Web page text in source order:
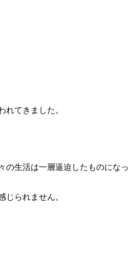
てきました。
の生活は一層逼迫したものになっ
られません。